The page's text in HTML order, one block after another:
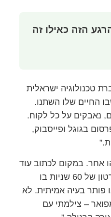
הזה כאילו זה
טכנולוגיה ישראלית
החיים שלו השתנו.
של 8 עובדים, נאבקים על כל לקוח.
בגוגל ופייסבוק,
אחר. במקום לכתוב עוד
פוסט טקסט, צילמתי סרטון של 60 שניות בו
פותר בעיה אמיתית. לא
– צילמתי עם